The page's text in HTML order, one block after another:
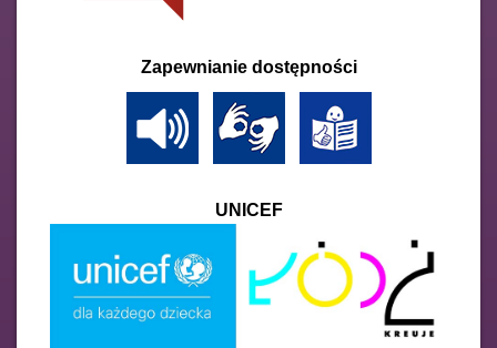
Zapewnianie dostępności
UNICEF